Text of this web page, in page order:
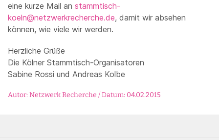
eine kurze Mail an stammtisch-
koeln@netzwerkrecherche.de, damit wir absehen
können, wie viele wir werden.
Herzliche Grüße
Die Kölner Stammtisch-Organisatoren
Sabine Rossi und Andreas Kolbe
Autor: Netzwerk Recherche / Datum: 04.02.2015